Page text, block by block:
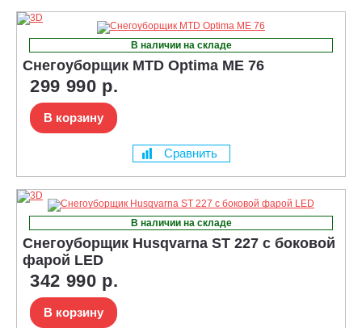
В наличии на складе
Снегоуборщик MTD Optima ME 76
299 990 р.
В корзину
Сравнить
В наличии на складе
Снегоуборщик Husqvarna ST 227 с боковой
фарой LED
342 990 р.
В корзину